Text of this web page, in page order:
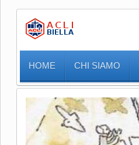
HOME CHI SIAMO